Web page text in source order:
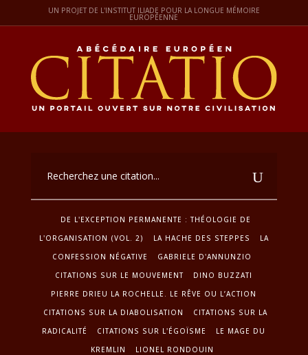
UN PROJET DE L'INSTITUT ILIADE POUR LA LONGUE MÉMOIRE
EUROPÉENNE
DE L'EXCEPTION PERMANENTE : THÉOLOGIE DE
L'ORGANISATION (VOL. 2)
LA HACHE DES STEPPES
LA
CONFESSION NÉGATIVE
GABRIELE D'ANNUNZIO
CITATIONS SUR LE MOUVEMENT
DINO BUZZATI
PIERRE DRIEU LA ROCHELLE. LE RÊVE OU L’ACTION
CITATIONS SUR LA DIABOLISATION
CITATIONS SUR LA
RADICALITÉ
CITATIONS SUR L'ÉGOÏSME
LE MAGE DU
KREMLIN
LIONEL RONDOUIN